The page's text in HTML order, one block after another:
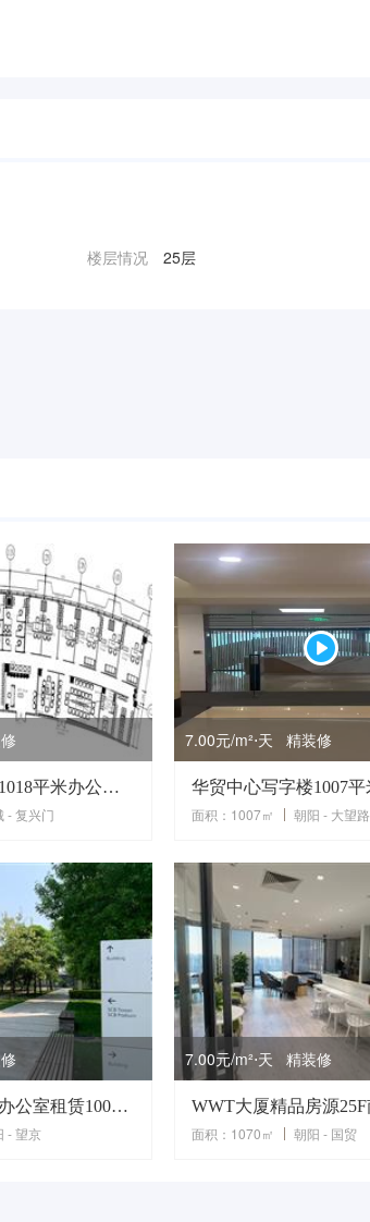
楼层情况 25层
金融街远洋大厦1018平米办公室租赁租金价便宜
- 复兴门
7.00元/m²⋅天 精装修
面积：1007㎡
朝阳 - 大望路
西门子大厦园区办公室租赁1007平米
- 望京
7.00元/m²⋅天 精装修
面积：1070㎡
朝阳 - 国贸